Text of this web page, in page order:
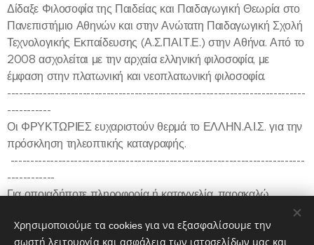
Δίδαξε Φιλοσοφία της Παιδείας και Παιδαγωγική Θεωρία στο
Πανεπιστήμιο Αθηνών και στην Ανώτατη Παιδαγωγική Σχολή
Τεχνολογικής Εκπαίδευσης (Α.Σ.ΠΑΙ.Τ.Ε.) στην Αθήνα. Από το
2008 ασχολείται με την αρχαία ελληνική φιλοσοφία, με
έμφαση στην πλατωνική και νεοπλατωνική φιλοσοφία.
---------------------------------------------------------------------------
-----------
Οι ΦΡΥΚΤΩΡΙΕΣ ευχαριστούν θερμά το ΕΛΛΗΝ.Α.Ι.Σ. για την
πρόσκληση τηλεοπτικής καταγραφής.
--------------------------------------------------------------------------
------------
Για οποιαδήποτε πληροφορία ή καταγγελία, παρακαλώ,
https://www.fryktories.net
Χρησιμοποιούμε τα cookies για να εξασφαλίσουμε την
σωστή λειτουργία και ασφάλεια των ιστοσελίδων μας και